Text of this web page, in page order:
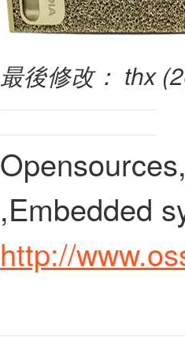
最後修改： thx
,Embedded
http://